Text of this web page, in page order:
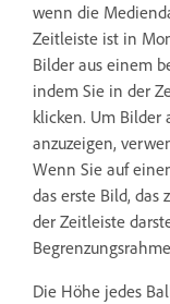
wenn die
Zeitleiste ist in
Bilder aus einem
indem Sie in der
klicken. Um Bilder
anzuzeigen,
Wenn Sie auf
das erste Bild, das
der Zeitleiste
Die Höhe jedes